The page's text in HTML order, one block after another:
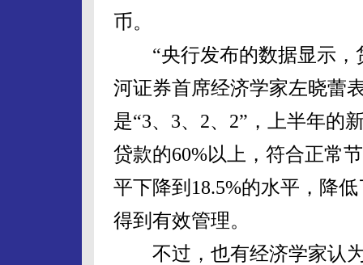
币。
“央行发布的数据显示，
河证券首席经济学家左晓蕾
是“3、3、2、2”，上半年的
贷款的60%以上，符合正常
平下降到18.5%的水平，降
得到有效管理。
不过，也有经济学家认为